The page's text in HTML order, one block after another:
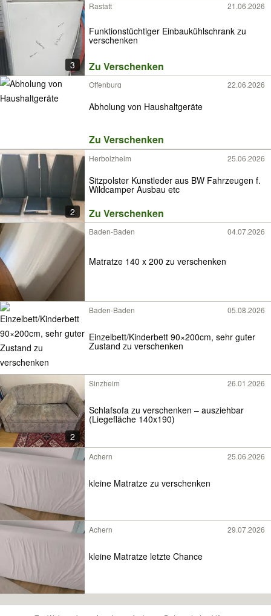
3
Rastatt 21.06.2026
Funktionstüchtiger Einbaukühlschrank zu
verschenken
Zu Verschenken
Offenburg 22.06.2026
Abholung von Haushaltgeräte
Zu Verschenken
2
Herbolzheim 25.06.2026
Sitzpolster Kunstleder aus BW Fahrzeugen f.
Wildcamper Ausbau etc
Zu Verschenken
Baden-Baden 04.07.2026
Matratze 140 x 200 zu verschenken
Baden-Baden 05.08.2026
Einzelbett/Kinderbett 90×200cm, sehr guter
Zustand zu verschenken
2
Sinzheim 26.01.2026
Schlafsofa zu verschenken – ausziehbar
(Liegefläche 140x190)
Achern 25.06.2026
kleine Matratze zu verschenken
Achern 29.07.2026
kleine Matratze letzte Chance